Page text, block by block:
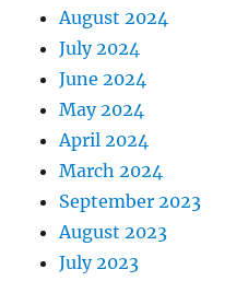
August 2024
July 2024
June 2024
May 2024
April 2024
March 2024
September 2023
August 2023
July 2023